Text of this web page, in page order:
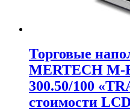
Торговые
MERTECH M-
300.50/100
стоимости